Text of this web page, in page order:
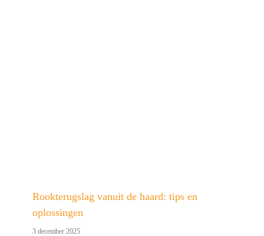
Rookterugslag vanuit de haard: tips en
oplossingen
3 december 2025